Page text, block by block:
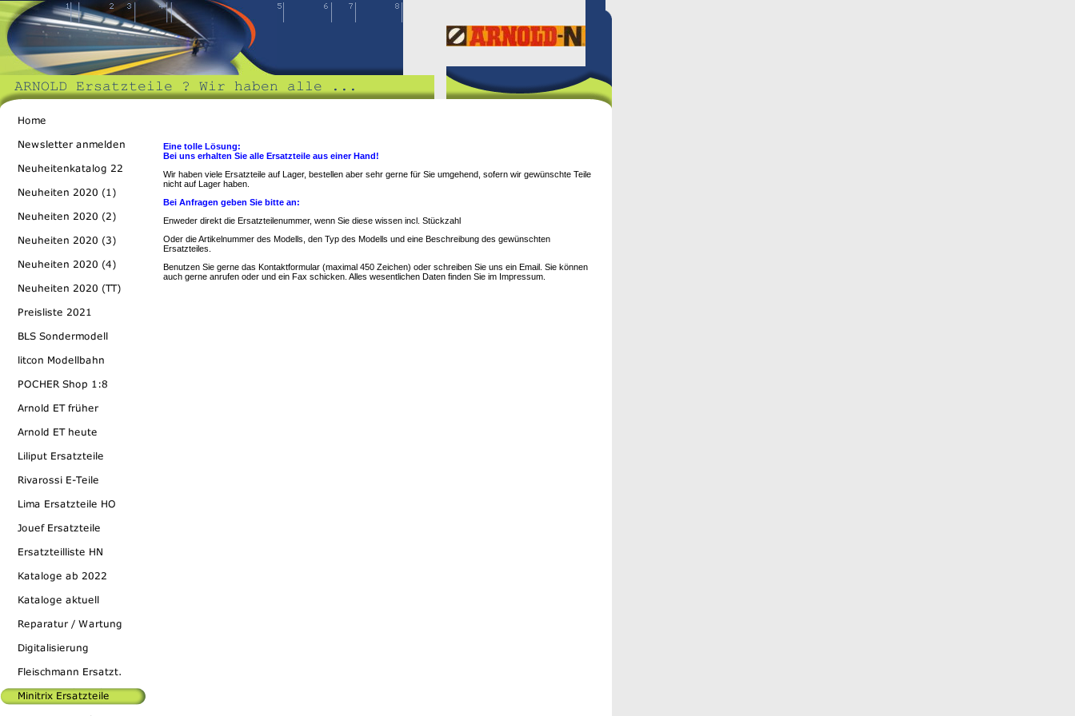
Eine tolle Lösung:
Bei uns erhalten Sie alle Ersatzteile aus einer Hand!
Wir haben viele Ersatzteile auf Lager, bestellen aber sehr gerne für Sie umgehend, sofern wir gewünschte Teile
nicht auf Lager haben.
Bei Anfragen geben Sie bitte an:
Enweder direkt die Ersatzteilenummer, wenn Sie diese wissen incl. Stückzahl
Oder die Artikelnummer des Modells, den Typ des Modells und eine Beschreibung des gewünschten
Ersatzteiles.
Benutzen Sie gerne das Kontaktformular (maximal 450 Zeichen) oder schreiben Sie uns ein Email. Sie können
auch gerne anrufen oder und ein Fax schicken. Alles wesentlichen Daten finden Sie im Impressum.